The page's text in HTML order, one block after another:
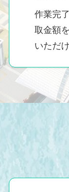
作業完
取金額
いただ